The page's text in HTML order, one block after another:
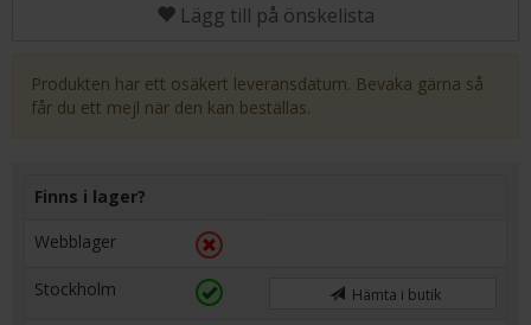
Lägg till på önskelista
Produkten har ett osäkert leveransdatum. Bevaka gärna så
får du ett mejl när den kan beställas.
Finns i lager?
Webblager
Stockholm Hämta i butik